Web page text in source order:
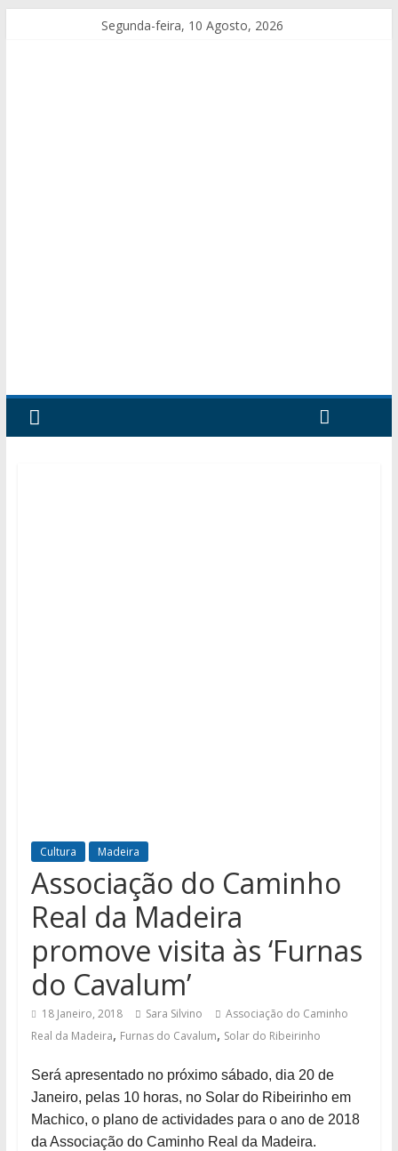
Segunda-feira, 10 Agosto, 2026
Cultura Madeira
Associação do Caminho
Real da Madeira
promove visita às ‘Furnas
do Cavalum’
18 Janeiro, 2018 Sara Silvino
Associação do Caminho
Real da Madeira, Furnas do Cavalum, Solar do Ribeirinho
Será apresentado no próximo sábado, dia 20 de
Janeiro, pelas 10 horas, no Solar do Ribeirinho em
Machico, o plano de actividades para o ano de 2018
da Associação do Caminho Real da Madeira.